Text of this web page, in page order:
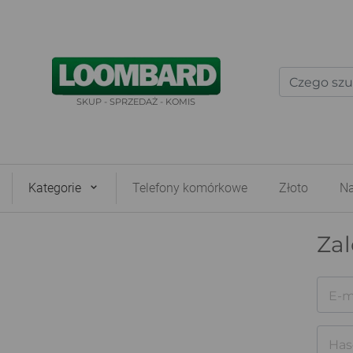
SKUP - SPRZEDAŻ - KOMIS
Kategorie Telefony komórkowe Złoto
E-